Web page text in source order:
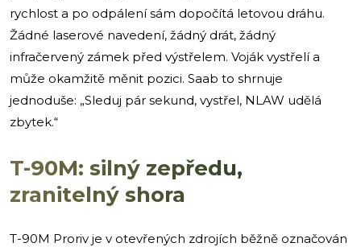
rychlost a po odpálení sám dopočítá letovou dráhu.
Žádné laserové navedení, žádný drát, žádný
infračervený zámek před výstřelem. Voják vystřelí a
může okamžitě měnit pozici. Saab to shrnuje
jednoduše: „Sleduj pár sekund, vystřel, NLAW udělá
zbytek.“
T-90M: silný zepředu,
zranitelný shora
T-90M Proriv je v otevřených zdrojích běžně označován